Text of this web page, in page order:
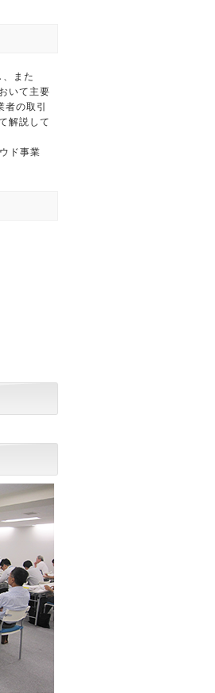
また
いて主要
の取引
解説して
ド事業